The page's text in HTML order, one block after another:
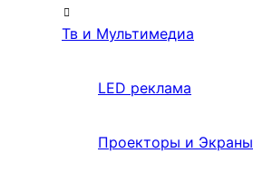
Тв и Мультимедиа
LED реклама
Проекторы и Экраны